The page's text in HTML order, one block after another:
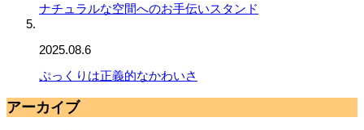
ナチュラルな空間へのお手伝いスタンド
2025.08.6
ぷっくりは正義的なかわいさ
アーカイブ